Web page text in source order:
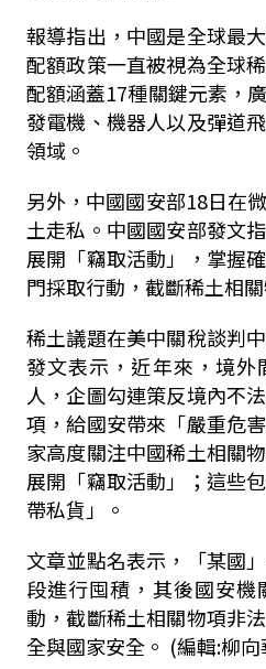
報導指出，中國是全球最
配額政策一直被視為全球
配額涵蓋17種關鍵元素，
發電機、機器人以及彈道
領域。
另外，中國國安部18日在
土走私。中國國安部發文
展開「竊取活動」，掌握
門採取行動，截斷稀土相
稀土議題在美中關稅談判
發文表示，近年來，境外
人，企圖勾連策反境內不
項，給國安帶來「嚴重危
家高度關注中國稀土相關
展開「竊取活動」；這些
帶私貨」。
文章並點名表示，「某國
段進行囤積，其後國安
動，截斷稀土相關物項非
全與國家安全。 (編輯:柳向